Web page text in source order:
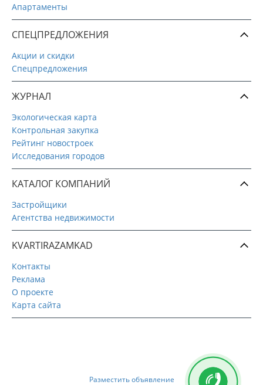
Апартаменты
СПЕЦПРЕДЛОЖЕНИЯ
Акции и скидки
Спецпредложения
ЖУРНАЛ
Экологическая карта
Контрольная закупка
Рейтинг новостроек
Исследования городов
КАТАЛОГ КОМПАНИЙ
Застройщики
Агентства недвижимости
KVARTIRAZAMKAD
Контакты
Реклама
О проекте
Карта сайта
Разместить объявление